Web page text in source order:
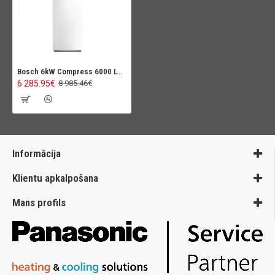
Bosch 6kW Compress 6000 LWM ar iebuvētu karstā ūdens tvertni 185L
6 285.95€ 8 985.46€
Informācija
Klientu apkalpošana
Mans profils